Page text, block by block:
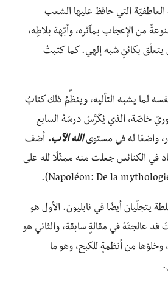
العاطفيّة التي حافظ عليها الشعب
من الإعجاب بمآثره، وأبّهة بلاطِه،
يتعلّق بكائنٍ شبه إلهي. كما كتبتْ
لما يشبه التأليه، وينظِّمُ ذلك كتابُ
خاصّة، الذي يُكَرَّسُ درسُهُ السابع
واضعًا له في مستوىالله الآب. أضف
في الكنائس جعلت منه ممثّلًا لله على
يتجلّيان أيضًا في نابليون. الأول هو
قد عالجتُهُ في مقالةٍ سابقة، والثاني هو
وخلوّها من أنظمةٍ للكبح، وهو ما